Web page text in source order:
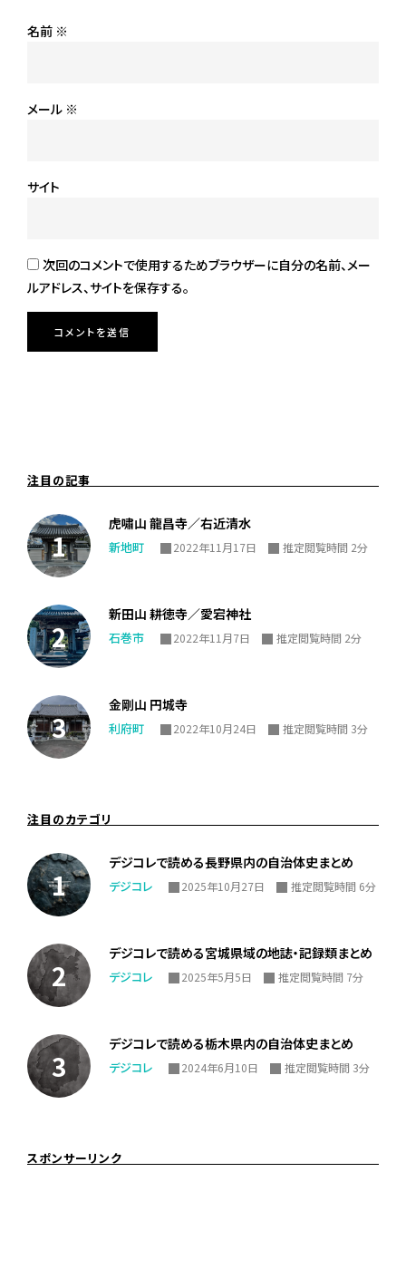
名前 ※
メール ※
サイト
次回のコメントで使用するためブラウザーに自分の名前、メー
ルアドレス、サイトを保存する。
注目の記事
虎嘯山 龍昌寺／右近清水
新地町 2022年11月17日 推定閲覧時間 2分
新田山 耕徳寺／愛宕神社
石巻市 2022年11月7日 推定閲覧時間 2分
金剛山 円城寺
利府町 2022年10月24日 推定閲覧時間 3分
注目のカテゴリ
デジコレで読める長野県内の自治体史まとめ
デジコレ 2025年10月27日 推定閲覧時間 6分
デジコレで読める宮城県域の地誌・記録類まとめ
デジコレ 2025年5月5日 推定閲覧時間 7分
デジコレで読める栃木県内の自治体史まとめ
デジコレ 2024年6月10日 推定閲覧時間 3分
スポンサーリンク